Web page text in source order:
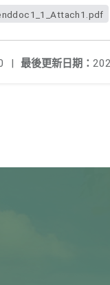
最後更新日期：
|